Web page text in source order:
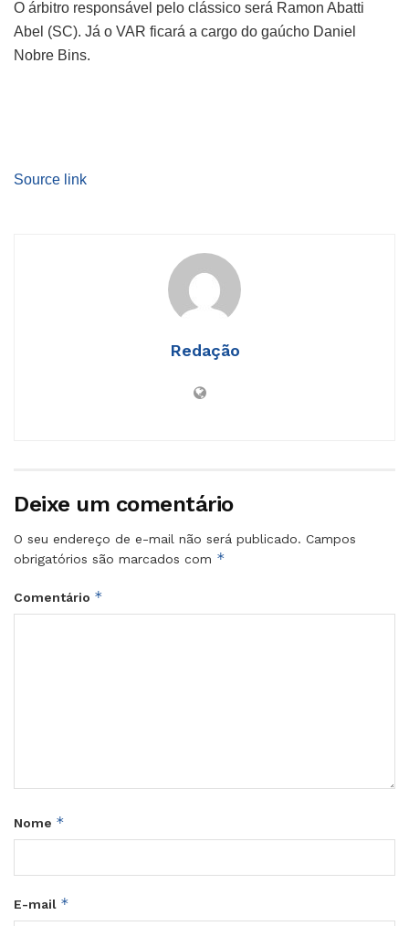
O árbitro responsável pelo clássico será Ramon Abatti
Abel (SC). Já o VAR ficará a cargo do gaúcho Daniel
Nobre Bins.
Source link
Redação
Deixe um comentário
O seu endereço de e-mail não será publicado. Campos
obrigatórios são marcados com *
Comentário *
Nome *
E-mail *